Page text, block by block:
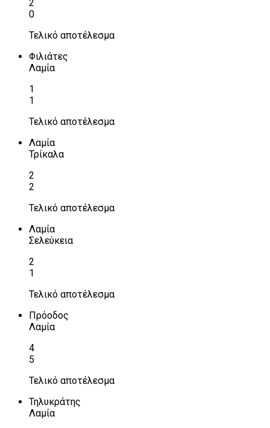
2
0
Τελικό αποτέλεσμα
Φιλιάτες
Λαμία
1
1
Τελικό αποτέλεσμα
Λαμία
Τρίκαλα
2
2
Τελικό αποτέλεσμα
Λαμία
Σελεύκεια
2
1
Τελικό αποτέλεσμα
Πρόοδος
Λαμία
4
5
Τελικό αποτέλεσμα
Τηλυκράτης
Λαμία